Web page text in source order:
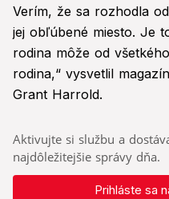
Verím, že sa rozhodla
jej obľúbené miesto. Je
rodina môže od
rodina,“ vysvetlil
Grant Harrold.
Aktivujte si službu a
najdôležitejšie správy dňa.
Prihláste sa